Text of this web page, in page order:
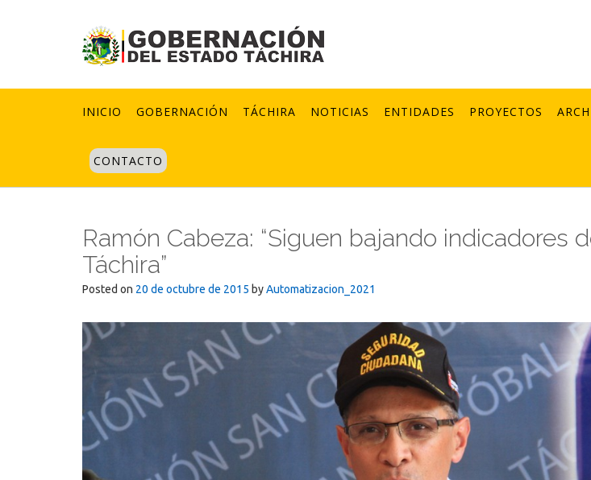
INICIO GOBERNACIÓN TÁCHIRA NOTICIAS ENTIDADES PROYECTOS
CONTACTO
Ramón Cabeza: “Siguen bajando indicadores
Táchira”
Posted on 20 de octubre de 2015 byAutomatizacion_2021